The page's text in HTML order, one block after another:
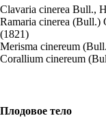
Clavaria cinerea Bull.,
Ramaria cinerea (Bull.)
(1821)
Merisma cinereum
Corallium cinereum
Плодовое тело